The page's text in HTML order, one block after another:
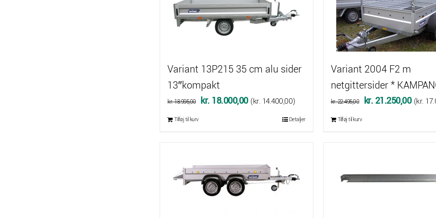
Variant 13P215 35 cm alu sider
13″kompakt
kr.18.995,00
Den
kr. 18.000,00Den
(kr. 14.400,00)
Tilføj til kurv Detaljer
Variant 2004 F2 m
netgittersider *
kr.22.495,00
Den
kr.21.250,00Den
(kr.
Tilføj til kurv